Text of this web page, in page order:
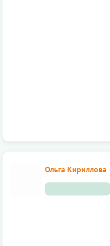
Ольга Кириллова